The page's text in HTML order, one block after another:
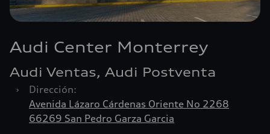
Audi Center Monterrey
Audi Ventas, Audi Postventa
›
Dirección:
Avenida Lázaro Cárdenas Oriente No 2268
66269 San Pedro Garza Garcia